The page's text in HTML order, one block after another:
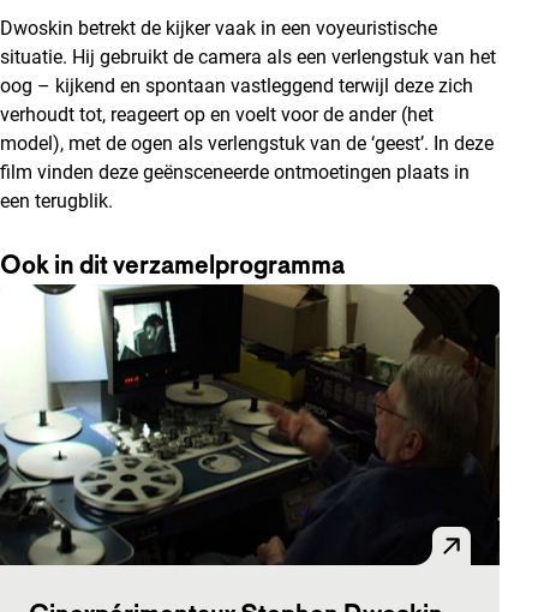
Dwoskin betrekt de kijker vaak in een voyeuristische
situatie. Hij gebruikt de camera als een verlengstuk van het
oog – kijkend en spontaan vastleggend terwijl deze zich
verhoudt tot, reageert op en voelt voor de ander (het
model), met de ogen als verlengstuk van de ‘geest’. In deze
film vinden deze geënsceneerde ontmoetingen plaats in
een terugblik.
Ook in dit verzamelprogramma